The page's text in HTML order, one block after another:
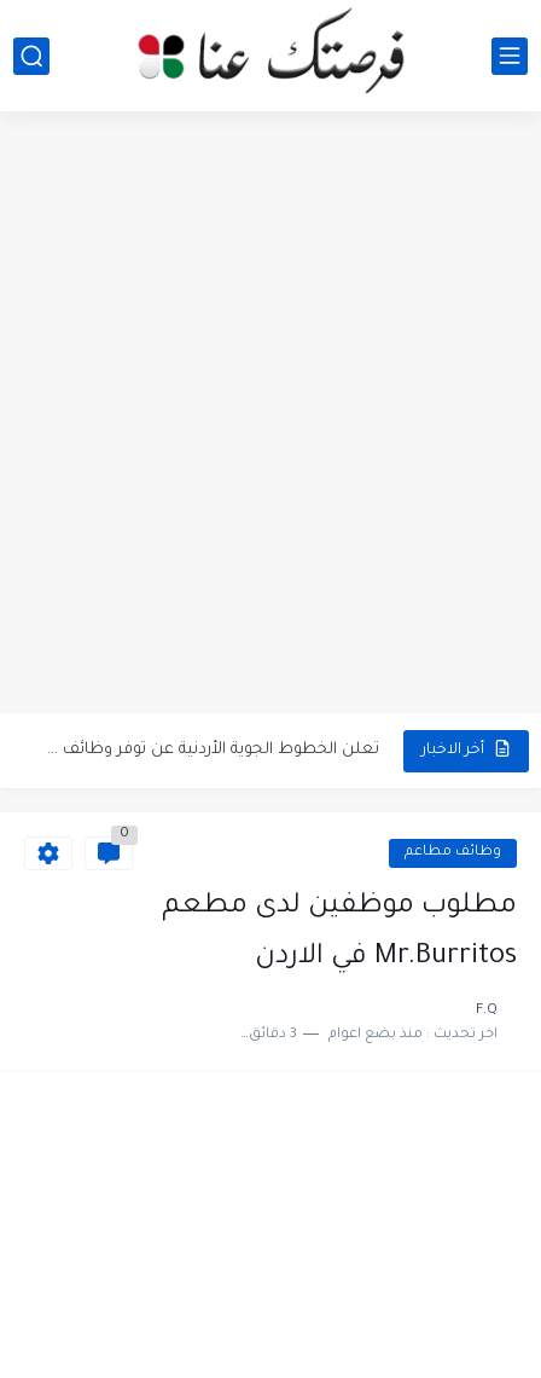
أخر الاخبار تعلن الخطوط الجوية الأردنية عن توفر وظائف شاغرة لمضيفي طيران
مطلوب عامل نظافة عدد 2 بدوام كامل او جزئي في... وظائف مطاعم
0
مطلوب موظفين لدى مطعم
Mr.Burritos في الاردن
F.Q
اخر تحديث : منذ بضع اعوام 3 دقائق للقراءة